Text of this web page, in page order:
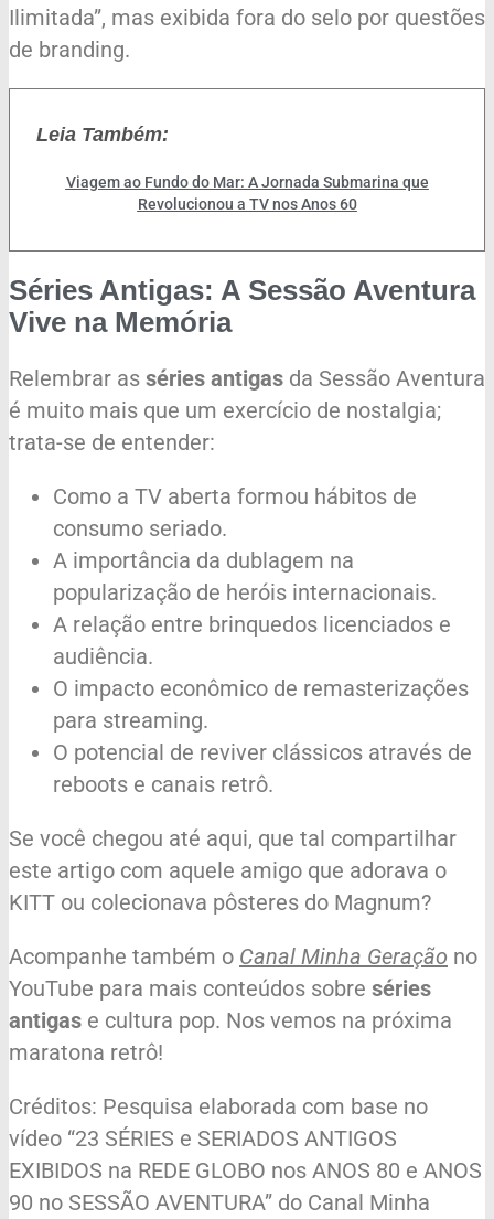
Ilimitada”, mas exibida fora do selo por questões
de branding.
Leia Também:
Viagem ao Fundo do Mar: A Jornada Submarina que
Revolucionou a TV nos Anos 60
Séries Antigas: A Sessão Aventura
Vive na Memória
Relembrar as séries antigas da Sessão Aventura
é muito mais que um exercício de nostalgia;
trata-se de entender:
Como a TV aberta formou hábitos de
consumo seriado.
A importância da dublagem na
popularização de heróis internacionais.
A relação entre brinquedos licenciados e
audiência.
O impacto econômico de remasterizações
para streaming.
O potencial de reviver clássicos através de
reboots e canais retrô.
Se você chegou até aqui, que tal compartilhar
este artigo com aquele amigo que adorava o
KITT ou colecionava pôsteres do Magnum?
Acompanhe também o Canal Minha Geração no
YouTube para mais conteúdos sobre séries
antigas e cultura pop. Nos vemos na próxima
maratona retrô!
Créditos: Pesquisa elaborada com base no
vídeo “23 SÉRIES e SERIADOS ANTIGOS
EXIBIDOS na REDE GLOBO nos ANOS 80 e ANOS
90 no SESSÃO AVENTURA” do Canal Minha